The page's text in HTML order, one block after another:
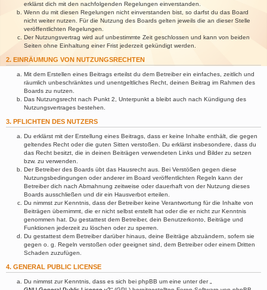
erklärst dich mit den nachfolgenden Regelungen einverstanden.
Wenn du mit diesen Regelungen nicht einverstanden bist, so darfst du das Board
nicht weiter nutzen. Für die Nutzung des Boards gelten jeweils die an dieser Stelle
veröffentlichten Regelungen.
Der Nutzungsvertrag wird auf unbestimmte Zeit geschlossen und kann von beiden
Seiten ohne Einhaltung einer Frist jederzeit gekündigt werden.
2. EINRÄUMUNG VON NUTZUNGSRECHTEN
Mit dem Erstellen eines Beitrags erteilst du dem Betreiber ein einfaches, zeitlich und
räumlich unbeschränktes und unentgeltliches Recht, deinen Beitrag im Rahmen des
Boards zu nutzen.
Das Nutzungsrecht nach Punkt 2, Unterpunkt a bleibt auch nach Kündigung des
Nutzungsvertrages bestehen.
3. PFLICHTEN DES NUTZERS
Du erklärst mit der Erstellung eines Beitrags, dass er keine Inhalte enthält, die gegen
geltendes Recht oder die guten Sitten verstoßen. Du erklärst insbesondere, dass du
das Recht besitzt, die in deinen Beiträgen verwendeten Links und Bilder zu setzen
bzw. zu verwenden.
Der Betreiber des Boards übt das Hausrecht aus. Bei Verstößen gegen diese
Nutzungsbedingungen oder anderer im Board veröffentlichten Regeln kann der
Betreiber dich nach Abmahnung zeitweise oder dauerhaft von der Nutzung dieses
Boards ausschließen und dir ein Hausverbot erteilen.
Du nimmst zur Kenntnis, dass der Betreiber keine Verantwortung für die Inhalte von
Beiträgen übernimmt, die er nicht selbst erstellt hat oder die er nicht zur Kenntnis
genommen hat. Du gestattest dem Betreiber, dein Benutzerkonto, Beiträge und
Funktionen jederzeit zu löschen oder zu sperren.
Du gestattest dem Betreiber darüber hinaus, deine Beiträge abzuändern, sofern sie
gegen o. g. Regeln verstoßen oder geeignet sind, dem Betreiber oder einem Dritten
Schaden zuzufügen.
4. GENERAL PUBLIC LICENSE
Du nimmst zur Kenntnis, dass es sich bei phpBB um eine unter der „